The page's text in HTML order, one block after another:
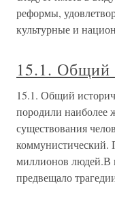
реформы,
культурные и
15.1. Общий
15.1. Общий
породили наиболее
существования
коммунистический.
миллионов людей.В
предвещало